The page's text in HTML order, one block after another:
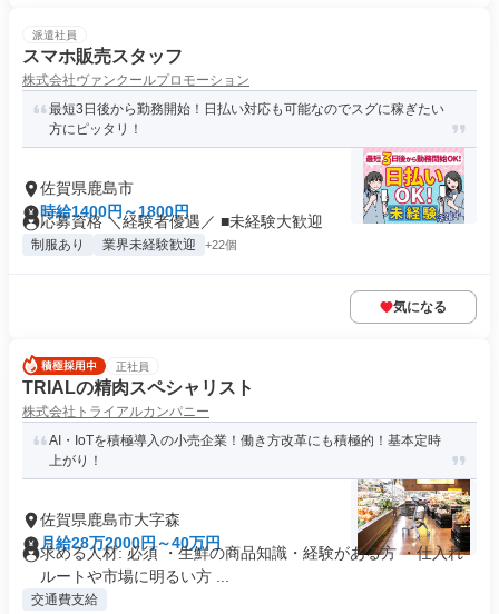
派遣社員
スマホ販売スタッフ
株式会社ヴァンクールプロモーション
最短3日後から勤務開始！日払い対応も可能なのでスグに稼ぎたい
方にピッタリ！
佐賀県鹿島市
時給1400円～1800円
応募資格 ＼経験者優遇／ ■未経験大歓迎
制服あり 業界未経験歓迎 +22個
気になる
正社員
TRIALの精肉スペシャリスト
株式会社トライアルカンパニー
AI・IoTを積極導入の小売企業！働き方改革にも積極的！基本定時
上がり！
佐賀県鹿島市大字森
月給28万2000円～40万円
求める人材: 必須 ・生鮮の商品知識・経験がある方 ・仕入れ
ルートや市場に明るい方 ...
交通費支給